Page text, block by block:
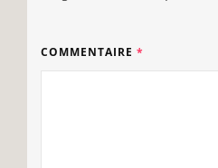
COMMENTAIRE *